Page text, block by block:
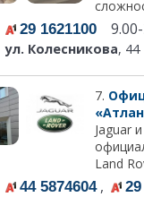
29 1621100 9.00-
ул. Колесникова, 44
7.
Jaguar
Land
44 5874604,